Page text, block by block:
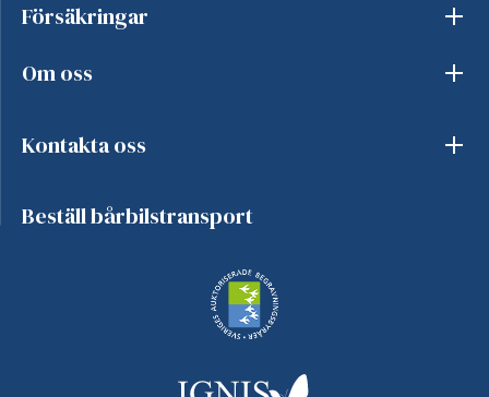
Försäkringar
Om oss
Kontakta oss
Beställ bårbilstransport